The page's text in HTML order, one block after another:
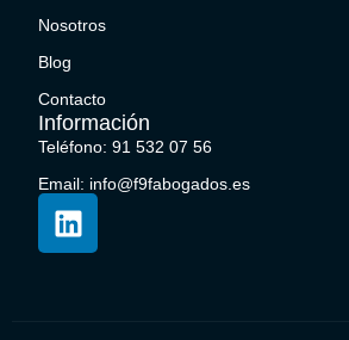
Nosotros
Blog
Contacto
Información
Teléfono: 91 532 07 56
Email: info@f9fabogados.es